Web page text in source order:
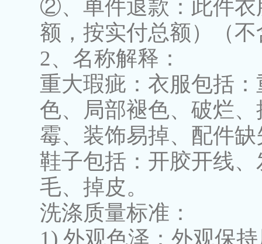
②、单件退款：此件衣
额，按实付总额）（
2、名称解释：
重大瑕疵：衣服包括
色、局部褪色、破烂
霉、装饰易掉、配件
鞋子包括：开胶开线
毛、掉皮。
洗涤质量标准：
1) 外观色泽：外观保